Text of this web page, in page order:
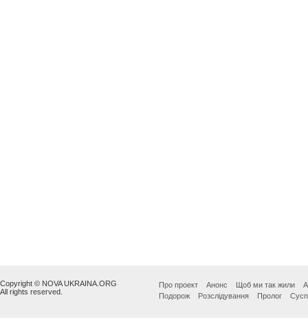
Copyright © NOVA UKRAINA.ORG
All rights reserved.
Про проект Анонс Щоб ми так жили
Подорож
Розслідування Пролог